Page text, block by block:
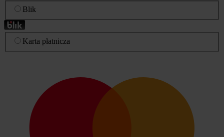
Blik
Karta płatnicza